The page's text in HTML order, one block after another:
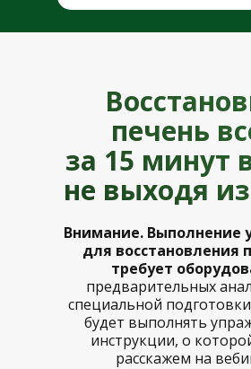
печень
за 15 минут
не выходя
Внимание. Выполнение
для восстановления
требует
предварительных
специальной
будет выполнять
инструкции, о
расскажем на